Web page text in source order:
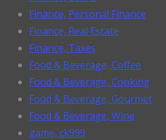
Finance, Personal Finance
Finance, Real Estate
Finance, Taxes
Food & Beverage, Coffee
Food & Beverage, Cooking
Food & Beverage, Gourmet
Food & Beverage, Wine
game, ck999